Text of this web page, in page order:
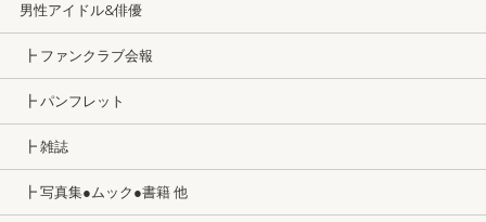
男性アイドル&俳優
┣ ファンクラブ会報
┣ パンフレット
┣ 雑誌
┣ 写真集●ムック●書籍 他